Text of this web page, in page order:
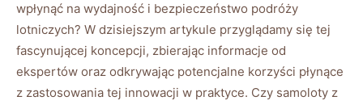
wpłynąć na wydajność i bezpieczeństwo podróży
lotniczych? W dzisiejszym artykule przyglądamy się tej
fascynującej koncepcji, zbierając informacje od
ekspertów oraz odkrywając potencjalne korzyści płynące⁢
z zastosowania tej innowacji w praktyce. Czy samoloty z